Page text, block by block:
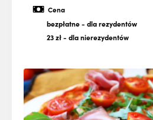
Cena
bezpłatne- dla rezydentów
23 zł- dla nierezydentów